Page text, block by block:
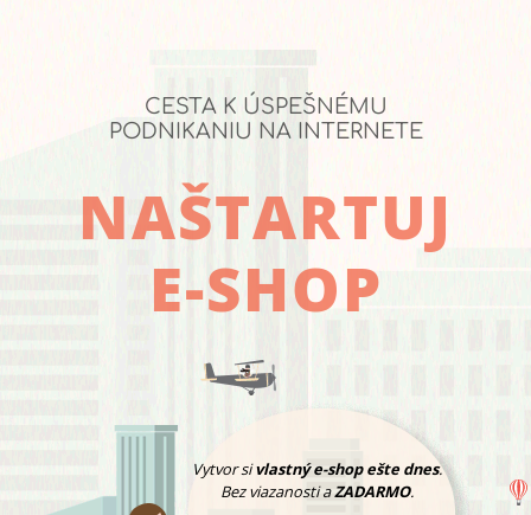
CESTA K ÚSPEŠNÉMU
PODNIKANIU NA INTERNETE
NAŠTARTUJ
E-SHOP
Vytvor sivlastný e-shop ešte dnes.
Bez viazanosti aZADARMO.